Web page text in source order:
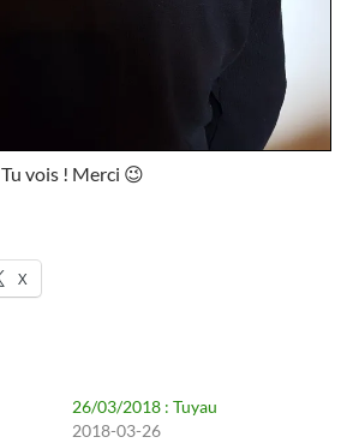
Tu vois ! Merci 😉
X
26/03/2018 : Tuyau
2018-03-26